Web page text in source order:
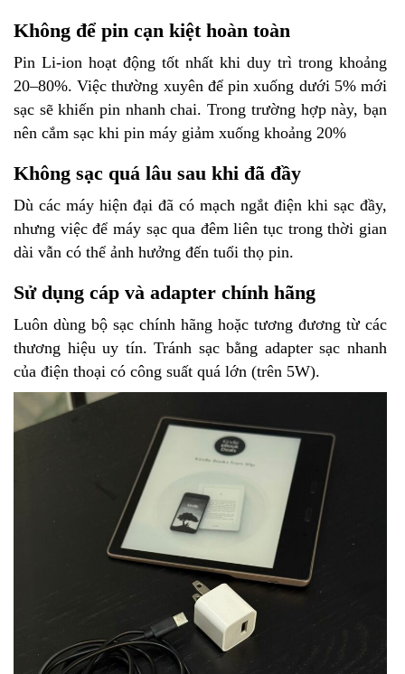
Không để pin cạn kiệt hoàn toàn
Pin Li-ion hoạt động tốt nhất khi duy trì trong khoảng
20–80%. Việc thường xuyên để pin xuống dưới 5% mới
sạc sẽ khiến pin nhanh chai. Trong trường hợp này, bạn
nên cắm sạc khi pin máy giảm xuống khoảng 20%
Không sạc quá lâu sau khi đã đầy
Dù các máy hiện đại đã có mạch ngắt điện khi sạc đầy,
nhưng việc để máy sạc qua đêm liên tục trong thời gian
dài vẫn có thể ảnh hưởng đến tuổi thọ pin.
Sử dụng cáp và adapter chính hãng
Luôn dùng bộ sạc chính hãng hoặc tương đương từ các
thương hiệu uy tín. Tránh sạc bằng adapter sạc nhanh
của điện thoại có công suất quá lớn (trên 5W).